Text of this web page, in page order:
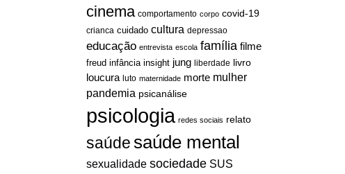
cinema comportamento corpo covid-19
crianca cuidado cultura depressao
educação entrevista escola família filme
freud infância insight jung liberdade livro
loucura luto maternidade morte mulher
pandemia psicanálise
psicologia redes sociais relato
saúdesaúde mental
sexualidade sociedade SUS